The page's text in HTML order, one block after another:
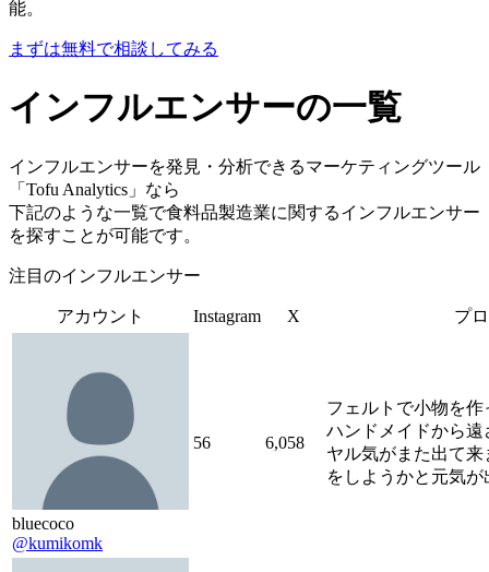
能。
まずは無料で相談してみる
インフルエンサーの一覧
インフルエンサーを発見・分析できるマーケティングツール
「Tofu Analytics」なら
下記のような一覧で食料品製造業に関するインフルエンサー
を探すことが可能です。
注目のインフルエンサー
アカウント Instagram X プ
bluecoco
@kumikomk
56 6,058
フェルトで小物を
ハンドメイドから
ヤル気がまた出て
をしようかと元気